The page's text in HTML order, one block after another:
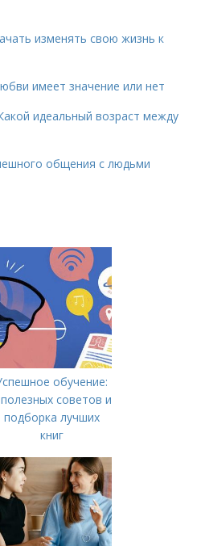
изменять свою жизнь к
имеет значение или нет
идеальный возраст между
общения с людьми
обучение:
советов и
подборка лучших
книг